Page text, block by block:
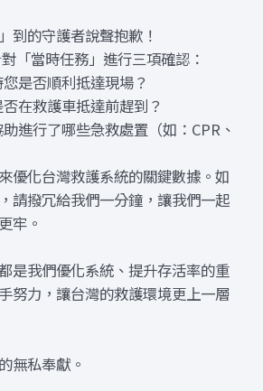
到的守護者說聲抱歉！
「當時任務」進行三項確認：
是否順利抵達現場？
在救護車抵達前趕到？
進行了哪些急救處置（如：CPR、
優化台灣救護系統的關鍵數據。如
請撥冗給我們一分鐘，讓我們一起
牢。
是我們優化系統、提升存活率的重
努力，讓台灣的救護環境更上一層
無私奉獻。